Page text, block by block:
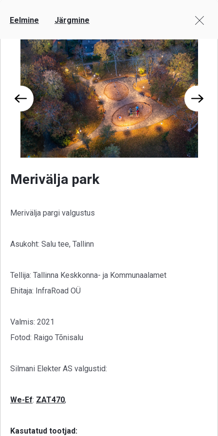
Eelmine Järgmine
Merivälja park
Merivälja pargi valgustus
Asukoht: Salu tee, Tallinn
Tellija: Tallinna Keskkonna- ja Kommunaalamet
Ehitaja: InfraRoad OÜ
Valmis: 2021
Fotod: Raigo Tõnisalu
Silmani Elekter AS valgustid:
We-Ef: ZAT470,
Kasutatud tootjad: